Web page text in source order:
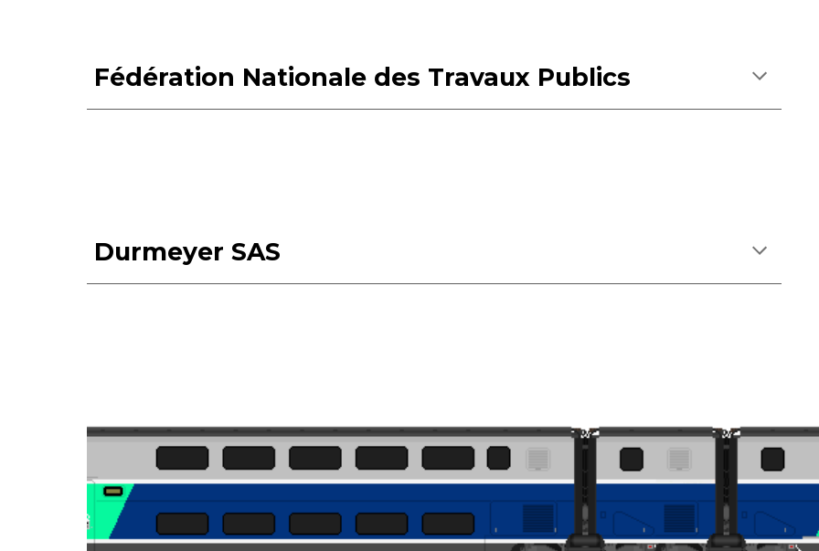
Fédération Nationale des Travaux Publics
Durmeyer SAS